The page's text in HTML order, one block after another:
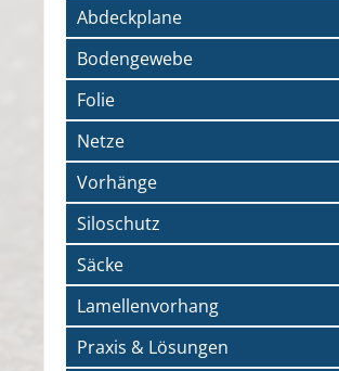
Abdeckplane
Bodengewebe
Folie
Netze
Vorhänge
Siloschutz
Säcke
Lamellenvorhang
Praxis & Lösungen